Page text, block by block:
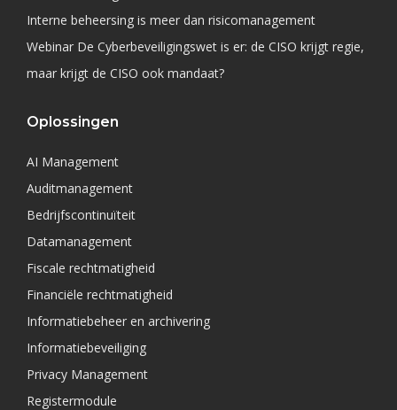
Interne beheersing is meer dan risicomanagement
Webinar De Cyberbeveiligingswet is er: de CISO krijgt regie,
maar krijgt de CISO ook mandaat?
Oplossingen
AI Management
Auditmanagement
Bedrijfscontinuïteit
Datamanagement
Fiscale rechtmatigheid
Financiële rechtmatigheid
Informatiebeheer en archivering
Informatiebeveiliging
Privacy Management
Registermodule